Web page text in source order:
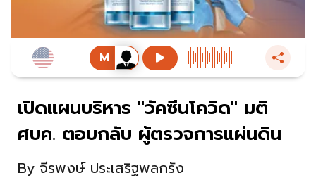
เปิดแผนบริหาร "วัคซีนโควิด" มติ
ศบค. ตอบกลับ ผู้ตรวจการแผ่นดิน
By จีรพงษ์ ประเสริฐพลกรัง